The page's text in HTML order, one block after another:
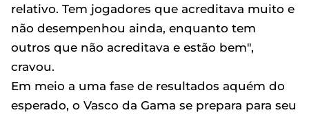
relativo. Tem jogadores que acreditava muito e
não desempenhou ainda, enquanto tem
outros que não acreditava e estão bem",
cravou.
Em meio a uma fase de resultados aquém do
esperado, o Vasco da Gama se prepara para seu